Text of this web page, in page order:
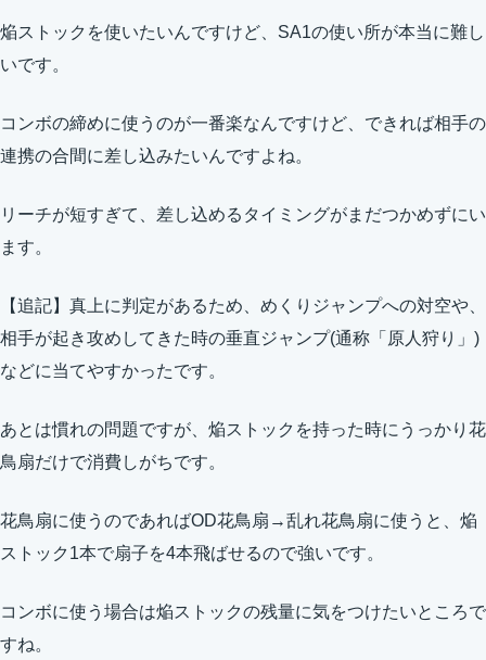
焔ストックを使いたいんですけど、SA1の使い所が本当に難し
いです。
コンボの締めに使うのが一番楽なんですけど、できれば相手の
連携の合間に差し込みたいんですよね。
リーチが短すぎて、差し込めるタイミングがまだつかめずにい
ます。
【追記】真上に判定があるため、めくりジャンプへの対空や、
相手が起き攻めしてきた時の垂直ジャンプ(通称「原人狩り」)
などに当てやすかったです。
あとは慣れの問題ですが、焔ストックを持った時にうっかり花
鳥扇だけで消費しがちです。
花鳥扇に使うのであればOD花鳥扇→乱れ花鳥扇に使うと、焔
ストック1本で扇子を4本飛ばせるので強いです。
コンボに使う場合は焔ストックの残量に気をつけたいところで
すね。